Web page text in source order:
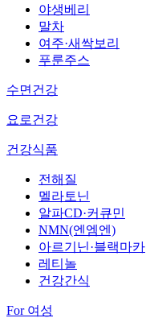
야생베리
말차
여주·새싹보리
푸룬주스
수면건강
요로건강
건강식품
전해질
멜라토닌
알파CD·커큐민
NMN(엔엠엔)
아르기닌·블랙마카
레티놀
건강간식
For 여성